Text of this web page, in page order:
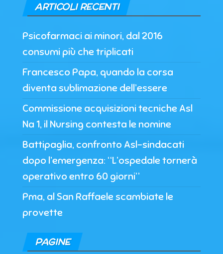
ARTICOLI RECENTI
Psicofarmaci ai minori, dal 2016
consumi più che triplicati
Francesco Papa, quando la corsa
diventa sublimazione dell’essere
Commissione acquisizioni tecniche Asl
Na 1, il Nursing contesta le nomine
Battipaglia, confronto Asl-sindacati
dopo l’emergenza: “L’ospedale tornerà
operativo entro 60 giorni”
Pma, al San Raffaele scambiate le
provette
PAGINE